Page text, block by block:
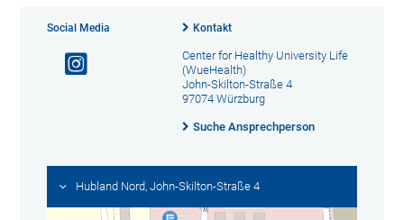
Social Media Kontakt
Center for Healthy University Life
(WueHealth)
John-Skilton-Straße 4
97074 Würzburg
Suche Ansprechperson
Hubland Nord, John-Skilton-Straße 4